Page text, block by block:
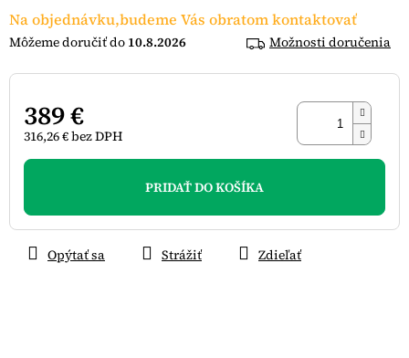
Na objednávku,budeme Vás obratom kontaktovať
10.8.2026 Možnosti doručenia
389 €
316,26 € bez DPH
Jednotková
PRIDAŤ DO KOŠÍKA
Opýtať sa Strážiť Zdieľať